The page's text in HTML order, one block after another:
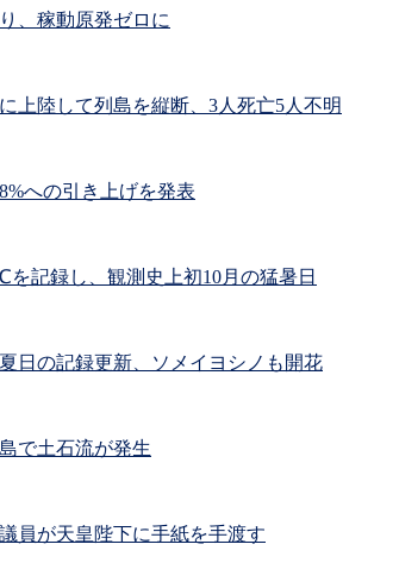
、稼動原発ゼロに
上陸して列島を縦断、3人死亡5人不明
への引き上げを発表
記録し、観測史上初10月の猛暑日
日の記録更新、ソメイヨシノも開花
で土石流が発生
員が天皇陛下に手紙を手渡す